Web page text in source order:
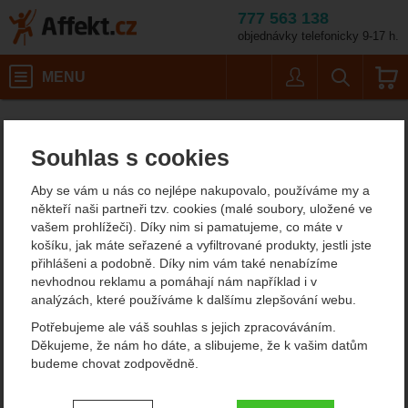
Souhlas s cookies
Aby se vám u nás co nejlépe nakupovalo, používáme my a
někteří naši partneři tzv. cookies (malé soubory, uložené ve
vašem prohlížeči). Díky nim si pamatujeme, co máte v
košíku, jak máte seřazené a vyfiltrované produkty, jestli jste
přihlášeni a podobně. Díky nim vám také nenabízíme
nevhodnou reklamu a pomáhají nám například i v
analýzách, které používáme k dalšímu zlepšování webu.
Potřebujeme ale váš souhlas s jejich zpracováváním.
Děkujeme, že nám ho dáte, a slibujeme, že k vašim datům
budeme chovat zodpovědně.
Nastavení souhlasů s kategoriemi
777 563 138
objednávky telefonicky 9-17 h.
MENU
Outdoorové peněženky
Outdoorové peněženky
Lifeventure
Filtrování podle parametrů
CENA (KČ)
-
NejzajímavějšíNejlevnější Nejdražší
nejprodávanějšíchdostupnosti
Produkty
Lifeventure RFiD Wallet